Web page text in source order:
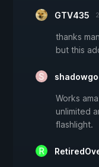
GTV435
thanks
but this
Works
unlimited
flashlight.